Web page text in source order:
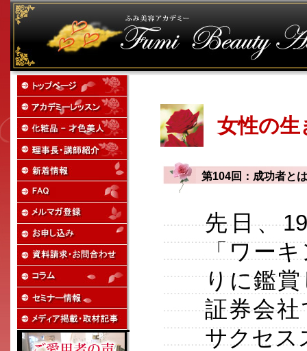
女性の
第104回：成功者と
先日、
「ワー
りに鑑
証券会
サクセス